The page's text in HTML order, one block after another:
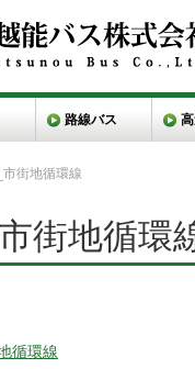
路線バス
市街地循環線
街地循環
循環線